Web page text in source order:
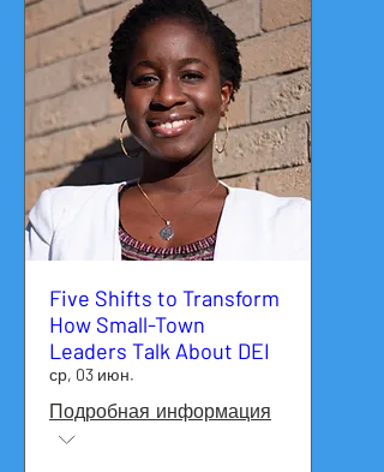
Five Shifts to Transform
How Small-Town
Leaders Talk About DEI
ср, 03 июн.
Подробная информация